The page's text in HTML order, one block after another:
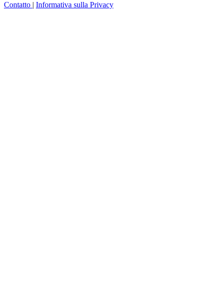
Contatto | Informativa sulla Privacy